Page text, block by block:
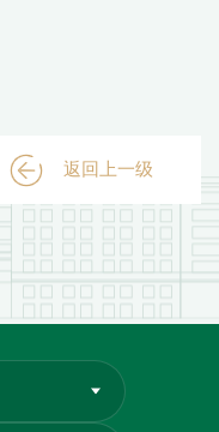
返回上一级